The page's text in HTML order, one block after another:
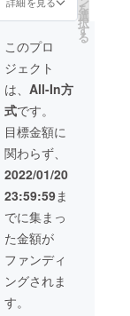
ション
クの
LINE公
式アカ
ウント
でPRで
きま
す。 ※
購入時
欄に掲
載する
お名前
を必ず
ご記入
くださ
い。 ※
HPに企
ンサー
として
企業名
とホー
ムペー
ジのリ
ンクを
掲載さ
せてい
ただき
ます。
あなた
の企業
名を株
式会社
ステー
ション
ブレー
を
選
択
す
る
このプロ
ジェクト
は、 All-In方
式です。
目標金額に
関わらず、
2022/01/20
23:59:59ま
でに集まっ
た金額が
ファンディ
ングされま
す。